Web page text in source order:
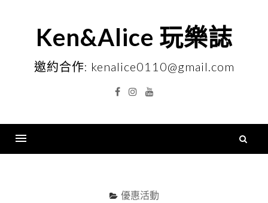
Ken&Alice 玩樂誌
邀約合作: kenalice0110@gmail.com
FacebookInstagramYouTube
優惠活動